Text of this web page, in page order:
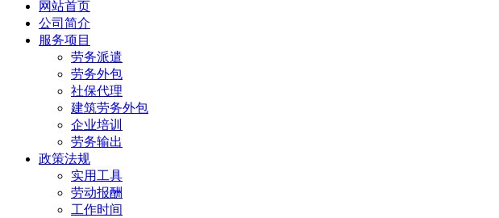
网站首页
公司简介
服务项目
劳务派遣
劳务外包
社保代理
建筑劳务外包
企业培训
劳务输出
政策法规
实用工具
劳动报酬
工作时间